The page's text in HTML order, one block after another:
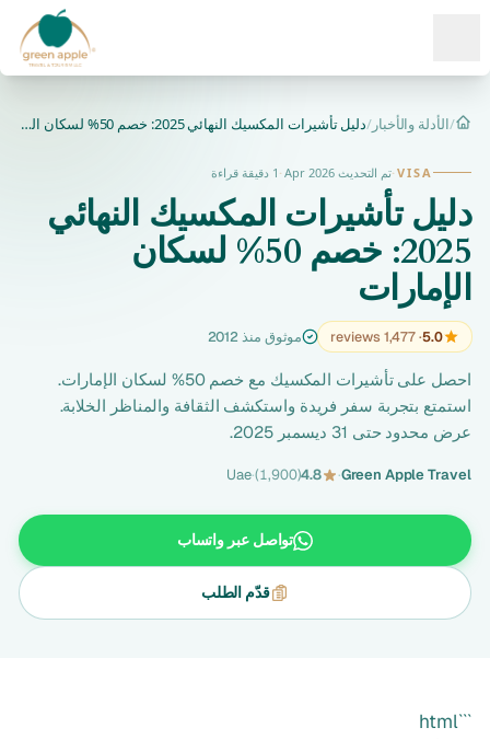
الرئيسية
/الأدلة والأخبار/ دليل تأشيرات المكسيك النهائي 2025: خصم 50% لسكان الإمارات
VISA
·تم التحديث Apr 2026 · 1 دقيقة قراءة
دليل تأشيرات المكسيك النهائي
2025: خصم 50% لسكان
الإمارات
5.0
· 1,477 reviews موثوق منذ 2012
احصل على تأشيرات المكسيك مع خصم 50% لسكان الإمارات.
استمتع بتجربة سفر فريدة واستكشف الثقافة والمناظر الخلابة.
عرض محدود حتى 31 ديسمبر 2025.
Green Apple Travel
·
4.8
(1,900)
·
Uae
تواصل عبر واتساب
قدّم الطلب
```html